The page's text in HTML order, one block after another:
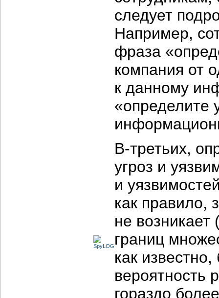
следует
Например,
фраза
компания от
к данному
«определите
В-третьих,
угроз и
и
как правило,
не
границ
как
вероятность
гораздо